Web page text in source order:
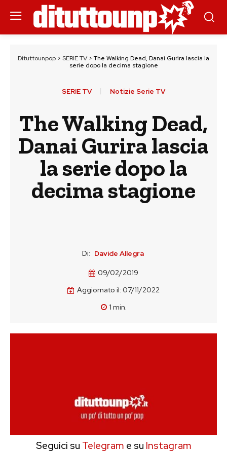
Dituttounpop > SERIE TV > The Walking Dead, Danai Gurira lascia la
serie dopo la decima stagione
SERIE TV Notizie Serie TV
The Walking Dead,
Danai Gurira lascia
la serie dopo la
decima stagione
Di: Davide Allegra
09/02/2019
Aggiornato il: 07/11/2022
1 min.
Seguici su Telegram e su Instagram